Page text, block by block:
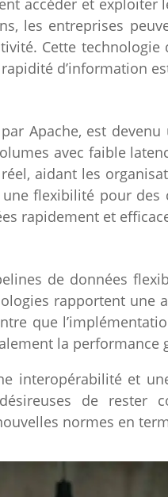
les entreprises
Cette
d’information
Apache, est
avec faible
aidant les
flexibilité pour des
rapidement et
de données
rapportent une
que
la performance
interopérabilité et
de rester
normes en